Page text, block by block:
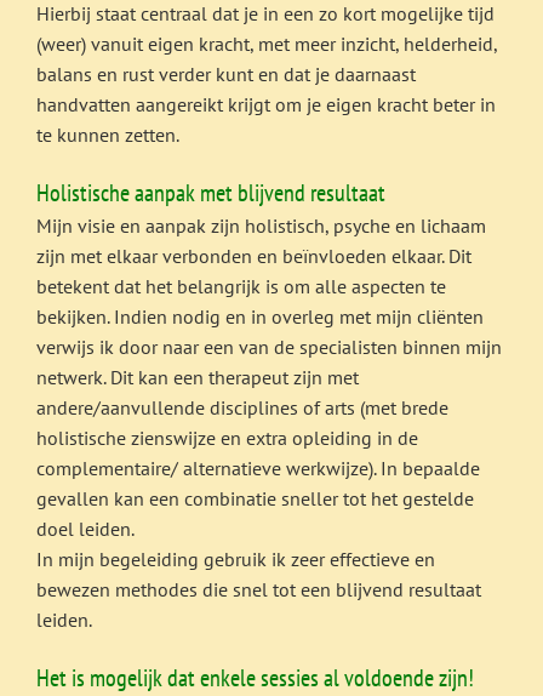
Hierbij staat centraal dat je in een zo kort mogelijke tijd
(weer) vanuit eigen kracht, met meer inzicht, helderheid,
balans en rust verder kunt en dat je daarnaast
handvatten aangereikt krijgt om je eigen kracht beter in
te kunnen zetten.
Holistische aanpak met blijvend resultaat
Mijn visie en aanpak zijn holistisch, psyche en lichaam
zijn met elkaar verbonden en beïnvloeden elkaar. Dit
betekent dat het belangrijk is om alle aspecten te
bekijken. Indien nodig en in overleg met mijn cliënten
verwijs ik door naar een van de specialisten binnen mijn
netwerk. Dit kan een therapeut zijn met
andere/aanvullende disciplines of arts (met brede
holistische zienswijze en extra opleiding in de
complementaire/ alternatieve werkwijze). In bepaalde
gevallen kan een combinatie sneller tot het gestelde
doel leiden.
In mijn begeleiding gebruik ik zeer effectieve en
bewezen methodes die snel tot een blijvend resultaat
leiden.
Het is mogelijk dat enkele sessies al voldoende zijn!